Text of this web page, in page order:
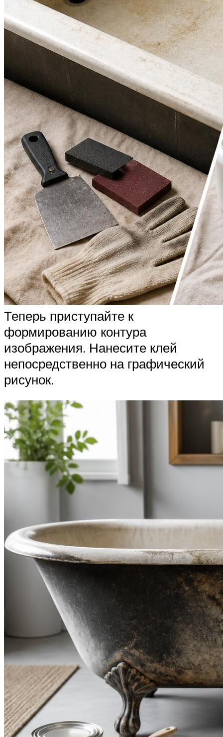
Теперь приступайте к
формированию контура
изображения. Нанесите клей
непосредственно на графический
рисунок.